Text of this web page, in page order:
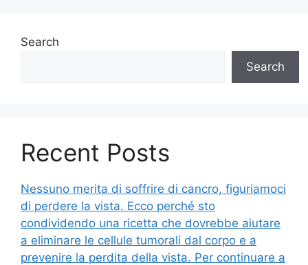
Search
Search
Recent Posts
Nessuno merita di soffrire di cancro, figuriamoci
di perdere la vista. Ecco perché sto
condividendo una ricetta che dovrebbe aiutare
a eliminare le cellule tumorali dal corpo e a
prevenire la perdita della vista. Per continuare a